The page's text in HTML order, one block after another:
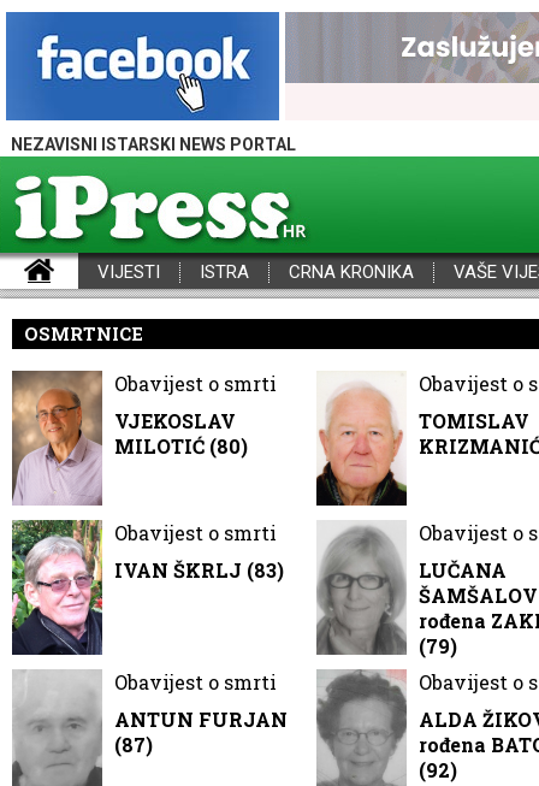
NEZAVISNI ISTARSKI NEWS PORTAL
VIJESTI ISTRA CRNA KRONIKA VAŠE
OSMRTNICE
Obavijest o smrti
VJEKOSLAV
MILOTIĆ (80)
Obavijest o
TOMISLAV
Obavijest o smrti
IVAN ŠKRLJ (83)
Obavijest o
LUČANA
rođena
(79)
Obavijest o smrti
ANTUN FURJAN
(87)
Obavijest o
ALDA
rođena
(92)